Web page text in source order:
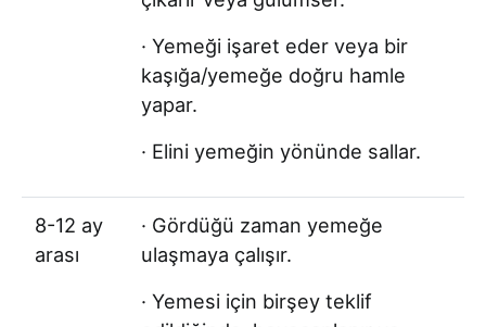
· Yemeği işaret eder veya bir
kaşığa/yemeğe doğru hamle
yapar.
· Elini yemeğin yönünde sallar.
8-12 ay
arası
· Gördüğü zaman yemeğe
ulaşmaya çalışır.
· Yemesi için birşey teklif